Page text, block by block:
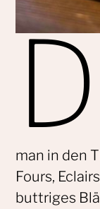
D
man in den
Fours,
buttriges